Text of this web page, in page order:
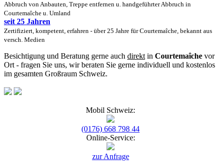
Abbruch von Anbauten, Treppe entfernen u. handgeführter Abbruch in
Courtemaîche u. Umland
seit 25 Jahren
Zertifiziert, kompetent, erfahren - über 25 Jahre für Courtemaîche, bekannt aus
versch. Medien
Besichtigung und Beratung gerne auch direkt in Courtemaîche vor
Ort - fragen Sie uns, wir beraten Sie gerne individuell und kostenlos
im gesamten Großraum Schweiz.
Mobil Schweiz:
(0176) 668 798 44
Online-Service:
zur Anfrage